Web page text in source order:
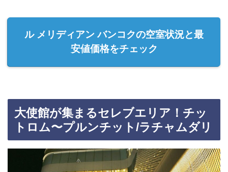
ル メリディアン バンコクの空室状況と最
安値価格をチェック
大使館が集まるセレブエリア！チッ
トロム〜プルンチット/ラチャムダリ